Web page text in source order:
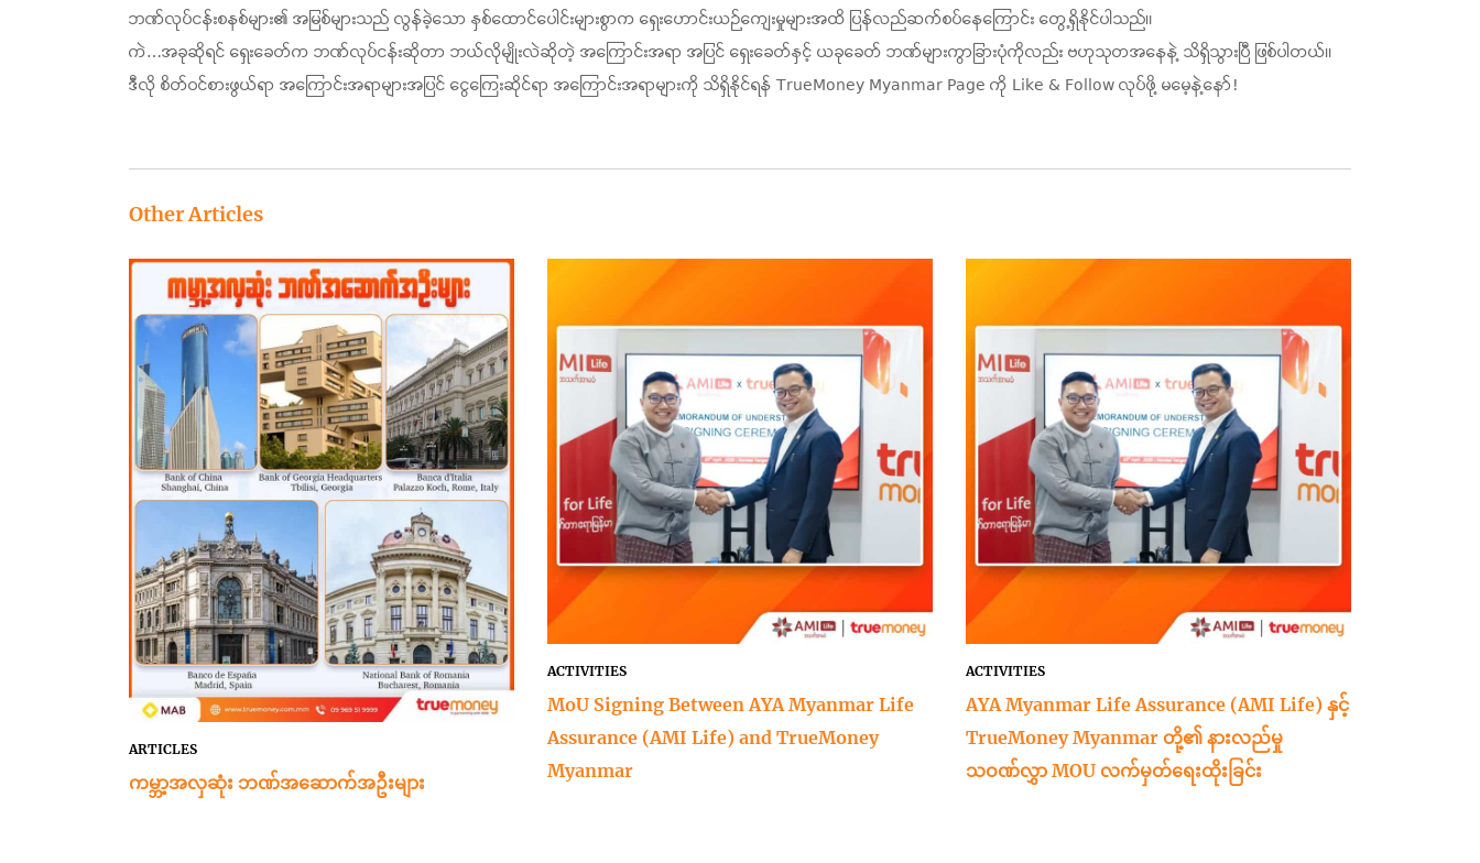
ဘဏ်လုပ်ငန်းစနစ်များ၏ အမြစ်များသည် လွန်ခဲ့သော နှစ်ထောင်ပေါင်းများစွာက ရှေးဟောင်းယဉ်ကျေးမှုများအထိ ပြန်လည်ဆက်စပ်နေကြောင်း တွေ့ရှိနိုင်ပါသည်။
ကဲ…အခုဆိုရင် ရှေးခေတ်က ဘဏ်လုပ်ငန်းဆိုတာ ဘယ်လိုမျိုးလဲဆိုတဲ့ အကြောင်းအရာ အပြင် ရှေးခေတ်နှင့် ယခုခေတ် ဘဏ်များကွာခြားပုံကိုလည်း ဗဟုသုတအနေနဲ့ သိရှိသွားပြီ ဖြစ်ပါတယ်။
ဒီလို စိတ်ဝင်စားဖွယ်ရာ အကြောင်းအရာများအပြင် ငွေကြေးဆိုင်ရာ အကြောင်းအရာများကို သိရှိနိုင်ရန် TrueMoney Myanmar Page ကို Like & Follow လုပ်ဖို့ မမေ့နဲ့နော်!
Other Articles
ARTICLES
ကမ္ဘာ့အလှဆုံး ဘဏ်အဆောက်အဦးများ
ACTIVITIES
MoU Signing Between AYA Myanmar Life
Assurance (AMI Life) and TrueMoney
Myanmar
ACTIVITIES
AYA Myanmar Life Assurance (AMI Life) နှင့်
TrueMoney Myanmar တို့၏ နားလည်မှု
သဝဏ်လွှာ MOU လက်မှတ်ရေးထိုးခြင်း